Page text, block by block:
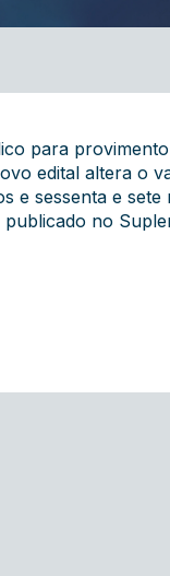
para
edital altera o
e sessenta e sete
no